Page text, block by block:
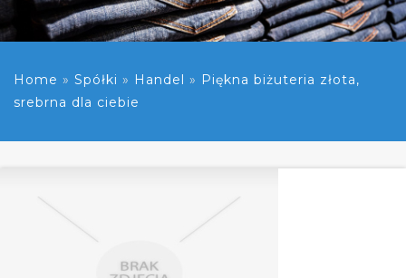
Home » Spółki » Handel » Piękna biżuteria złota,
srebrna dla ciebie